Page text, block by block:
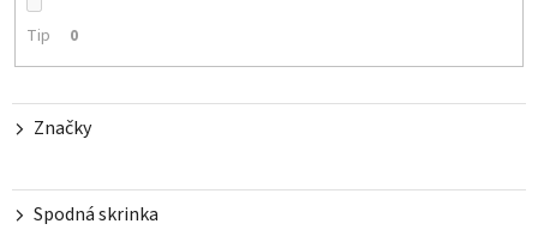
v
Tip 0
Značky
Spodná skrinka